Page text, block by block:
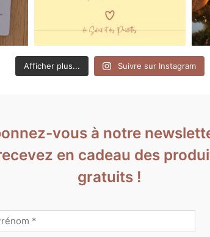
Afficher plus... Suivre sur Instagram
vous à notre
en cadeau des
gratuits !